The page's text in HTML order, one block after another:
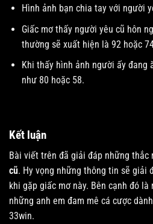
Hình ảnh bạn chia tay với người
Giấc mơ thấy người yêu cũ hôn
thường sẽ xuất hiện là 92 hoặc
Khi thấy hình ảnh người ấy đang
như 80 hoặc 58.
Kết luận
Bài viết trên đã giải đáp những thắc
cũ. Hy vọng những thông tin sẽ giải
khi gặp giấc mơ này. Bên cạnh đó
những anh em đam mê cá cược
33win.